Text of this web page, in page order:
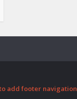
add footer navigation